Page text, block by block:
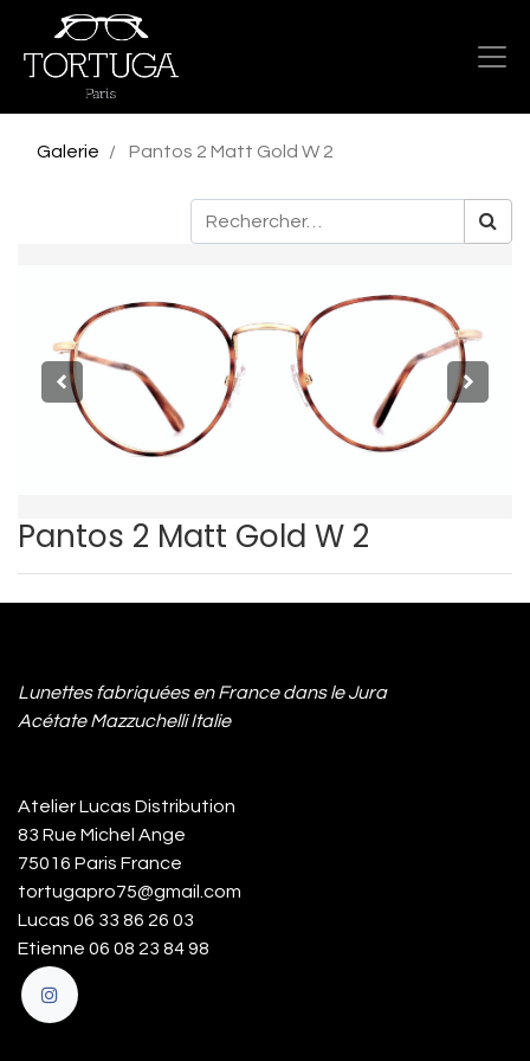
Galerie Pantos 2 Matt Gold W 2
Pantos 2 Matt Gold W 2
Lunettes fabriquées en France dans le Jura
Acétate Mazzuchelli Italie
Atelier Lucas Distribution
83 Rue Michel Ange
75016 Paris France
tortugapro75@gmail.com
Lucas 06 33 86 26 03
Etienne 06 08 23 84 98